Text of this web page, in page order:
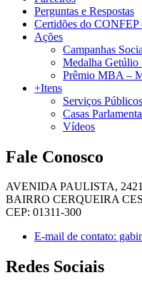
Perguntas e Respostas
Certidões do CONFEP
Ações
Campanhas
Medalha Getúlio
Prêmio MBA –
+Itens
Serviços Públicos
Casas
Vídeos
Fale Conosco
AVENIDA PAULISTA,
BAIRRO CERQUEIRA
CEP: 01311-300
E-mail de contato:
Redes Sociais